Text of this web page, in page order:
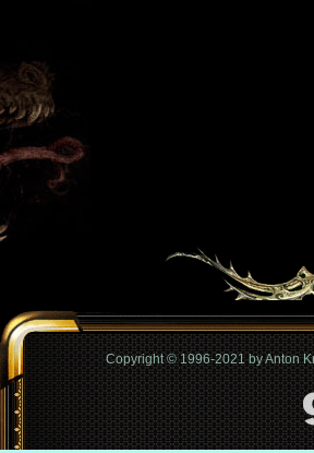
Copyright © 1996-2021 by Anton